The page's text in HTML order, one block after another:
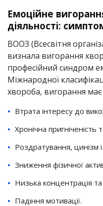
Емоційне
діяльності:
ВООЗ (Всесвітня
визнала вигорання
професійний синдром
Міжнародної
хвороба, вигорання має
Втрата інтересу до
Хронічна пригніченість
Роздратування, цинізм і
Зниження фізичної
Низька концентрація
Падіння мотивації.